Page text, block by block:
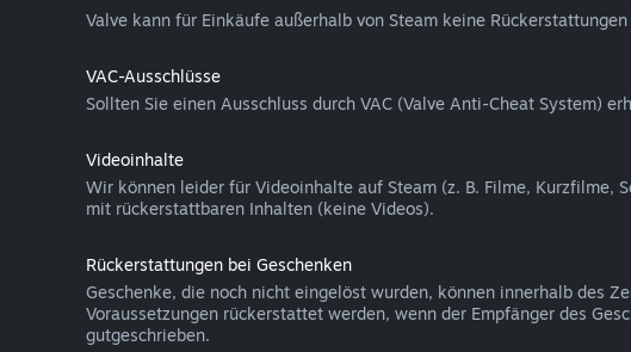
Valve kann für Einkäufe außerhalb von Steam keine
VAC-Ausschlüsse
Sollten Sie einen Ausschluss durch VAC (Valve Anti-Cheat System)
Videoinhalte
Wir können leider für Videoinhalte auf Steam (z. B. Filme, Kurzfilme,
mit rückerstattbaren Inhalten (keine Videos).
Rückerstattungen bei Geschenken
Geschenke, die noch nicht eingelöst wurden, können innerhalb des
Voraussetzungen rückerstattet werden, wenn der Empfänger des
gutgeschrieben.